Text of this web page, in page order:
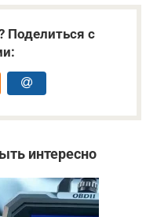
Поделиться с
интересно